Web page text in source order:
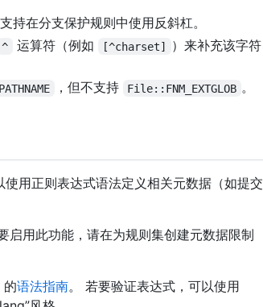
在分支保护规则中使用反斜杠。
^ 运算符（例如 [^charset]
）来补充该字符
，但不支持 File::FNM_EXTGLOB 。
用正则表达式语法定义相关元数据（如提交
启用此功能，请在为规则集创建元数据限制
的语法指南。 若要验证表达式，可以使用